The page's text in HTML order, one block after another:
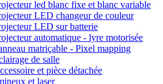
led blanc fixe et blanc variable
LED changeur de couleur
LED sur batterie
automatique - lyre motorisée
matriçable - Pixel mapping
de salle
et pièce détachée
et laser